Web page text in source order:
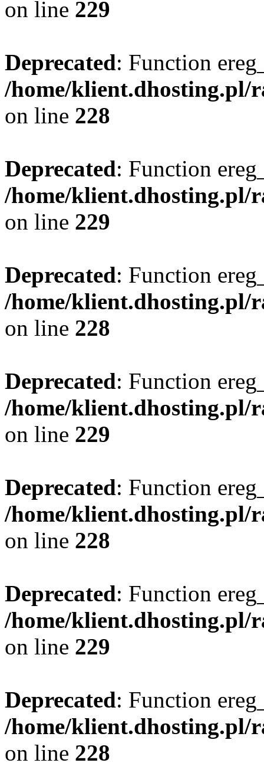
on line 229
Deprecated: Function
/home/klient.dhosting.pl/
on line 228
Deprecated: Function
/home/klient.dhosting.pl/
on line 229
Deprecated: Function
/home/klient.dhosting.pl/
on line 228
Deprecated: Function
/home/klient.dhosting.pl/
on line 229
Deprecated: Function
/home/klient.dhosting.pl/
on line 228
Deprecated: Function
/home/klient.dhosting.pl/
on line 229
Deprecated: Function
/home/klient.dhosting.pl/
on line 228